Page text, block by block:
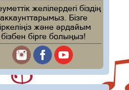
желілердегі біздің
аккаунттарымыз. Бізге
және әрдайым
бізбен бірге болыңыз!